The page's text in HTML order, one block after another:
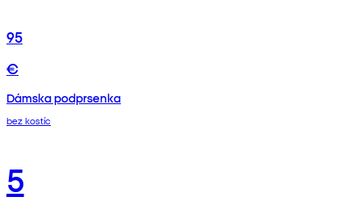
95
€
Dámska podprsenka
bez kostíc
5